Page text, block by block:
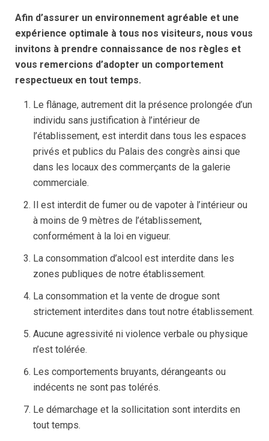
Afin d’assurer un environnement agréable et une
expérience optimale à tous nos visiteurs, nous vous
invitons à prendre connaissance de nos règles et
vous remercions d’adopter un comportement
respectueux en tout temps.
Le flânage, autrement dit la présence prolongée d’un
individu sans justification à l’intérieur de
l’établissement, est interdit dans tous les espaces
privés et publics du Palais des congrès ainsi que
dans les locaux des commerçants de la galerie
commerciale.
Il est interdit de fumer ou de vapoter à l’intérieur ou
à moins de 9 mètres de l’établissement,
conformément à la loi en vigueur.
La consommation d’alcool est interdite dans les
zones publiques de notre établissement.
La consommation et la vente de drogue sont
strictement interdites dans tout notre établissement.
Aucune agressivité ni violence verbale ou physique
n’est tolérée.
Les comportements bruyants, dérangeants ou
indécents ne sont pas tolérés.
Le démarchage et la sollicitation sont interdits en
tout temps.